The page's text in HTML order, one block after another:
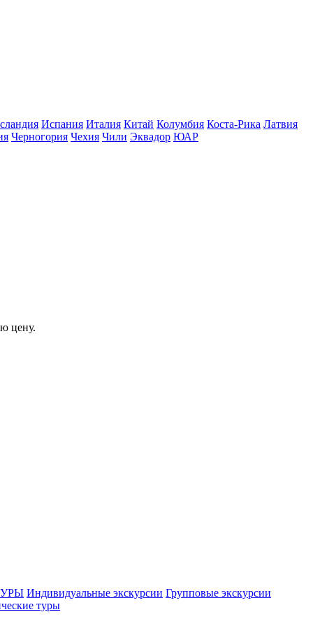
Испания Италия Китай Колумбия Коста-Рика Латвия
Черногория Чехия Чили Эквадор ЮАР
цену.
Индивидуальные экскурсии Групповые экскурсии
туры